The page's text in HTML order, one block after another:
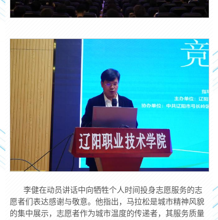
李健在动员讲话中向牺牲个人时间投身志愿服务的志
愿者们表达感谢与敬意。他指出，马拉松是城市精神风貌
的集中展示，志愿者作为城市温度的传递者，其服务质量